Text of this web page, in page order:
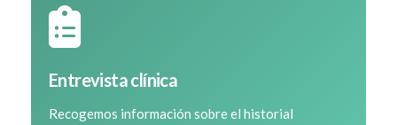
Entrevista clínica
Recogemos información sobre el historial